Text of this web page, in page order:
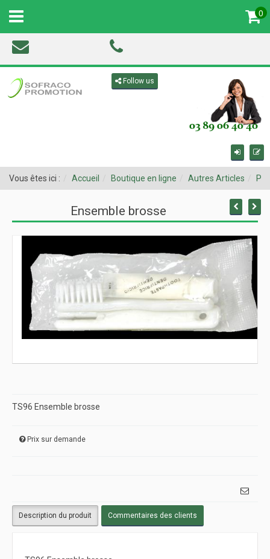
Follow us
0
MENU
Vous êtes ici : Accueil Boutique en ligne Autres Articles
Ensemble brosse
TS96 Ensemble brosse
Prix sur demande
Description du produit Commentaires des clients